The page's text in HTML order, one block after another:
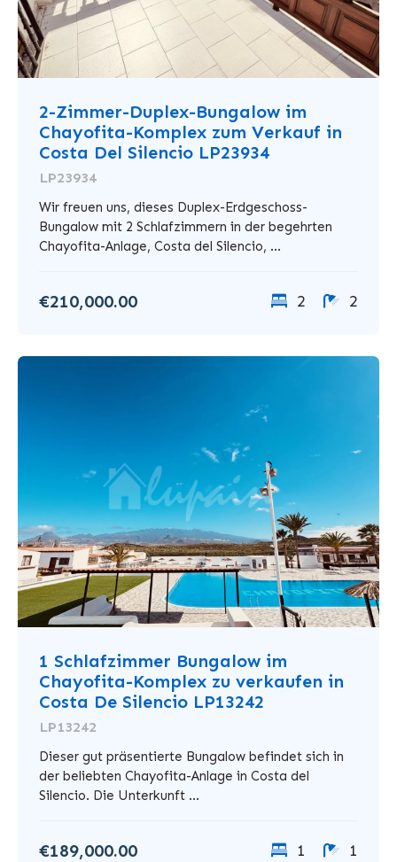
2-Zimmer-Duplex-Bungalow im
Chayofita-Komplex zum Verkauf in
Costa Del Silencio LP23934
LP23934
Wir freuen uns, dieses Duplex-Erdgeschoss-
Bungalow mit 2 Schlafzimmern in der begehrten
Chayofita-Anlage, Costa del Silencio, ...
€210,000.00 2 2
1 Schlafzimmer Bungalow im
Chayofita-Komplex zu verkaufen in
Costa De Silencio LP13242
LP13242
Dieser gut präsentierte Bungalow befindet sich in
der beliebten Chayofita-Anlage in Costa del
Silencio. Die Unterkunft ...
€189,000.00 1 1